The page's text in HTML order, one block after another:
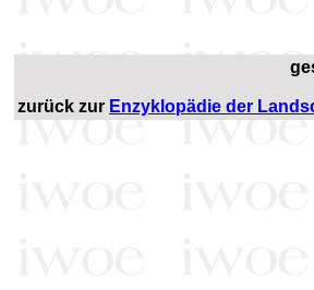
zurück zur Enzyklopädie der